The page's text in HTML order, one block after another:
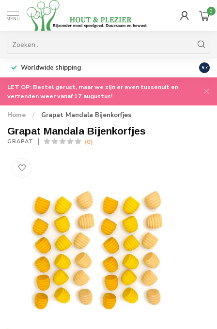
MENU
0
Worldwide shipping 9.7
LET OP: Bestel gerust, maar we zijn er even tussenuit en
verzenden weer vanaf 17 augustus!
Home / Grapat Mandala Bijenkorfjes
Grapat Mandala Bijenkorfjes
GRAPAT (0)